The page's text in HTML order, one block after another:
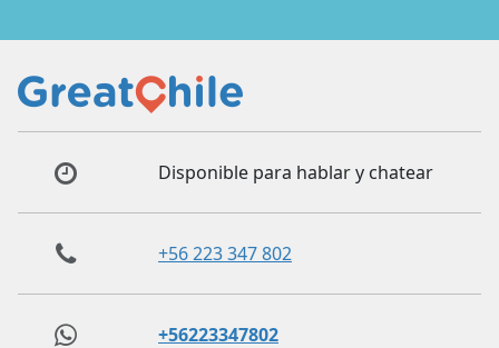
Disponible para hablar y chatear
+56 223 347 802
+56223347802